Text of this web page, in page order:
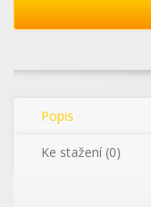
Popis
Ke stažení (0)